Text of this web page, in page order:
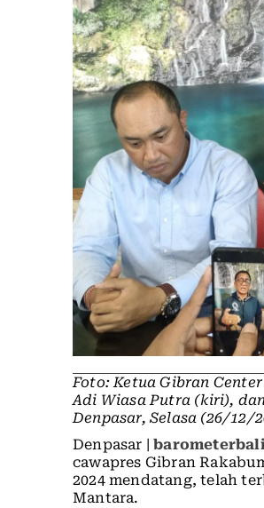
Foto: Ketua Gibran
Adi Wiasa Putra (kiri),
Denpasar, Selasa (26/12/
Denpasar |
cawapres Gibran
2024 mendatang, telah
Mantara.